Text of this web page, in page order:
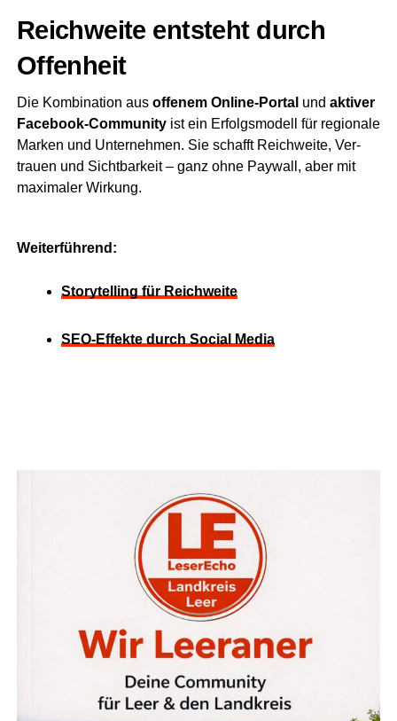
Reich­wei­te ent­steht durch
Offenheit
Die Kom­bi­na­ti­on aus offe­nem Online‑Portal und akti­ver
Facebook‑Communityist ein Erfolgs­mo­dell für regio­na­le
Mar­ken und Unter­neh­men. Sie schafft Reich­wei­te, Ver­
trau­en und Sicht­bar­keit – ganz ohne Pay­wall, aber mit
maxi­ma­ler Wirkung.
Wei­ter­füh­rend:
Sto­rytel­ling für Reichweite
SEO‑Effekte durch Social Media